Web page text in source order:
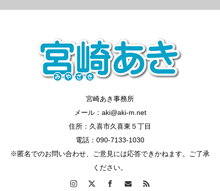
宮崎あき事務所
メール：aki@aki-m.net
住所：久喜市久喜東５丁目
電話：090-7133-1030
※匿名でのお問い合わせ、ご意見には応答できかねます。ご了承
ください。